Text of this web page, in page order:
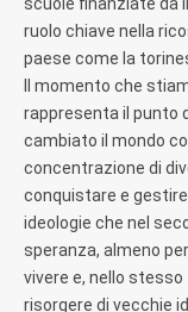
ruolo chiave nella
paese come la
Il momento che
rappresenta il punto
cambiato il mondo
concentrazione di
conquistare e
ideologie che nel
speranza, almeno
vivere e, nello
risorgere di vecchie